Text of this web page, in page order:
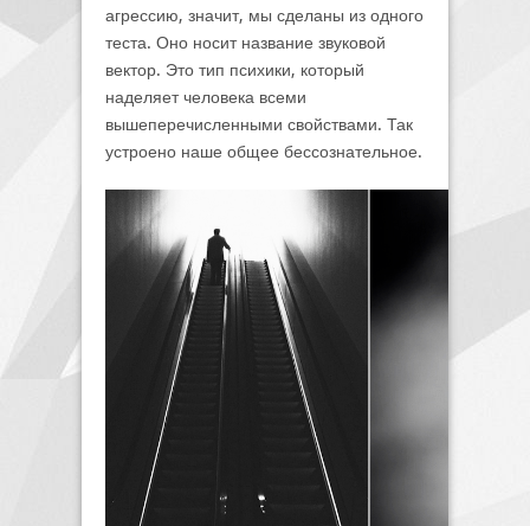
агрессию, значит, мы сделаны из одного
теста. Оно носит название звуковой
вектор. Это тип психики, который
наделяет человека всеми
вышеперечисленными свойствами. Так
устроено наше общее бессознательное.